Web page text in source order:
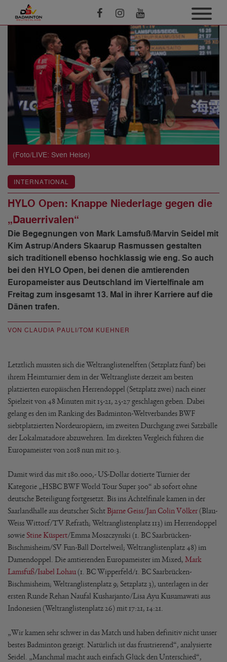
(Foto/LIVE: Sven Heise)
INTERNATIONAL
HYLO Open: Knappe Niederlage gegen die
„Dauerrivalen“
Die Begegnungen von Mark Lamsfuß/Marvin Seidel mit
Kim Astrup/Anders Skaarup Rasmussen gestalten
sich traditionell ebenso hochklassig wie eng. So auch
bei den HYLO Open, bei denen die amtierenden
Europameister aus Deutschland im Viertelfinale am
Freitag zum insgesamt 13. Mal in ihrer Karriere auf die
Dänen trafen.
VON CLAUDIA PAULI/TOM KUEHNER
Letztlich mussten sich die Weltranglistenelften (Setzplatz fünf) bei
ihrem Heimturnier dem in der Weltrangliste derzeit am besten
platzierten europäischen Herrendoppel (Setzplatz zwei) nach einer
Spielzeit von 48 Minuten mit 15-21, 25-27 geschlagen geben. Dabei
gelang es den im Ranking des Badminton-Weltverbandes BWF
siebtplatzierten Nordeuropäern, im zweiten Durchgang zwei Satzbälle
der Lokalmatadore abzuwehren. Im direkten Vergleich führen die
Europameister von 2018 nun mit 10:3.
Damit wird das mit 180.000,- US-Dollar dotierte Turnier der
Kategorie „HSBC BWF World Tour Super 300“ ab sofort ohne
deutsche Beteiligung fortgesetzt. Bis ins Achtelfinale kamen in der
Saarlandhalle aus deutscher SichtBjarne Geiss/Jan Colin Völker(Blau-
Weiss Wittorf/TV Refrath; Weltranglistenplatz 113) im Herrendoppel
sowieStine Küspert/Emma Moszczynski (1. BC Saarbrücken-
Bischmisheim/SV Fun-Ball Dortelweil; Weltranglistenplatz 48) im
Damendoppel. Die amtierenden Europameister im Mixed, Mark
Lamsfuß/Isabel Lohau (1. BC Wipperfeld/1. BC Saarbrücken-
Bischmisheim; Weltranglistenplatz 9; Setzplatz 3), unterlagen in der
ersten Runde Rehan Naufal Kusharjanto/Lisa Ayu Kusumawati aus
Indonesien (Weltranglistenplatz 26) mit 17:21, 14:21.
„Wir kamen sehr schwer in das Match und haben definitiv nicht unser
bestes Badminton gezeigt. Natürlich ist das frustrierend“, analysierte
Seidel. „Manchmal macht auch einfach Glück den Unterschied“,